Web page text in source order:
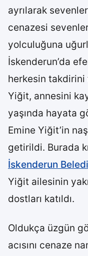
ayrılarak
cenazesi
yolculuğuna
İskenderun’da
herkesin takdirini
Yiğit, annesini
yaşında hayata
Emine Yiğit’in
getirildi. Burada
İskenderun
Yiğit ailesinin
dostları katıldı.
Oldukça üzgün
acısını cenaze